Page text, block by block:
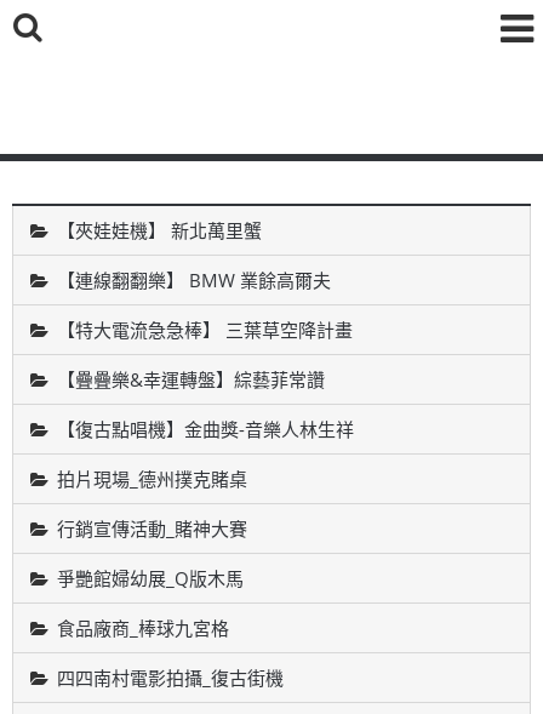
【夾娃娃機】 新北萬里蟹
【連線翻翻樂】 BMW 業餘高爾夫
【特大電流急急棒】 三葉草空降計畫
【疊疊樂&幸運轉盤】綜藝菲常讚
【復古點唱機】金曲獎-音樂人林生祥
拍片現場_德州撲克賭桌
行銷宣傳活動_賭神大賽
爭艷館婦幼展_Q版木馬
食品廠商_棒球九宮格
四四南村電影拍攝_復古街機